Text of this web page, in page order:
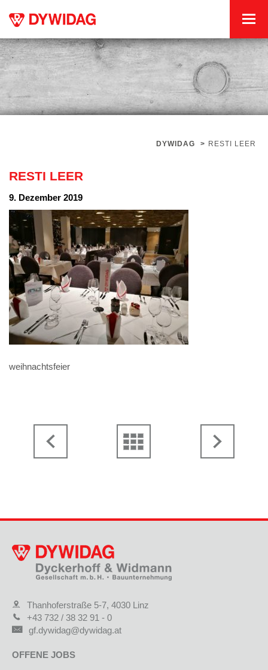
DYWIDAG > RESTI LEER
RESTI LEER
9. Dezember 2019
weihnachtsfeier
Thanhoferstraße 5-7, 4030 Linz
+43 732 / 38 32 91 - 0
gf.dywidag@dywidag.at
OFFENE JOBS